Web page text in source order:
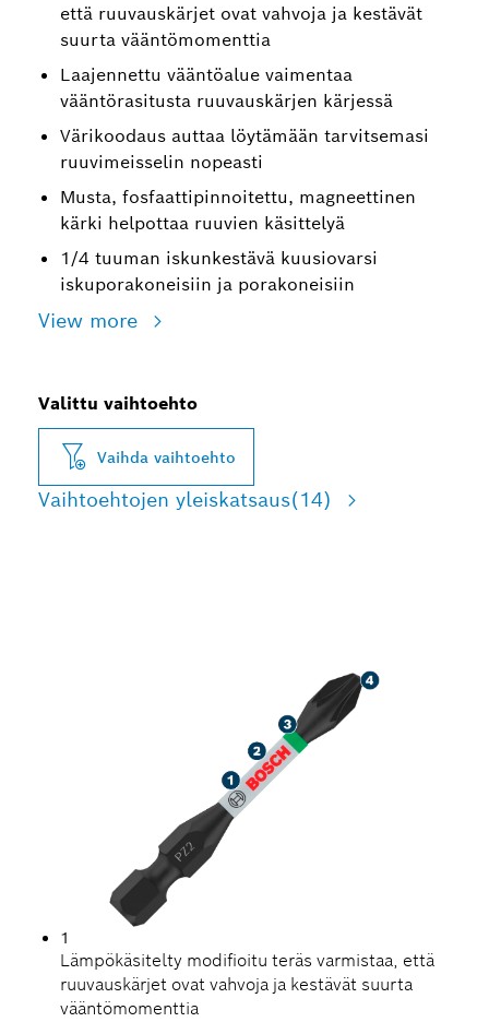
että ruuvauskärjet ovat vahvoja ja kestävät
suurta vääntömomenttia
Laajennettu vääntöalue vaimentaa
vääntörasitusta ruuvauskärjen kärjessä
Värikoodaus auttaa löytämään tarvitsemasi
ruuvimeisselin nopeasti
Musta, fosfaattipinnoitettu, magneettinen
kärki helpottaa ruuvien käsittelyä
1/4 tuuman iskunkestävä kuusiovarsi
iskuporakoneisiin ja porakoneisiin
View more
Valittu vaihtoehto
Vaihda vaihtoehto
Vaihtoehtojen yleiskatsaus(14)
1
Lämpökäsitelty modifioitu teräs varmistaa, että
ruuvauskärjet ovat vahvoja ja kestävät suurta
vääntömomenttia